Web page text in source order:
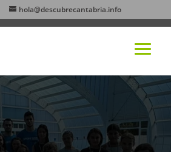
hola@descubrecantabria.info